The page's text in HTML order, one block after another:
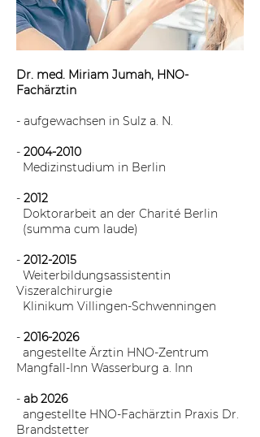
Dr. med. Miriam Jumah, HNO-
Fachärztin
- aufgewachsen in Sulz a. N.
- 2004-2010
Medizinstudium in Berlin
- 2012
Doktorarbeit an der Charité Berlin
(summa cum laude)
- 2012-2015
Weiterbildungsassistentin
Viszeralchirurgie
Klinikum Villingen-Schwenningen
- 2016-2026
angestellte Ärztin HNO-Zentrum
Mangfall-Inn Wasserburg a. Inn
- ab 2026
angestellte HNO-Fachärztin Praxis Dr.
Brandstetter